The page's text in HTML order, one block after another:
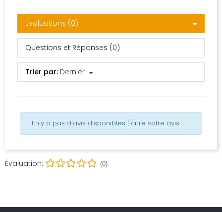
Évaluations (0)
Questions et Réponses (0)
Trier par: Dernier
Il n'y a pas d'avis disponibles Écrire votre avis
Évaluation: (0)